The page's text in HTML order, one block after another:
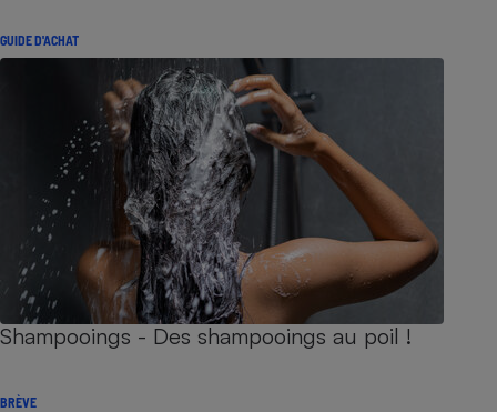
GUIDE D'ACHAT
Shampooings - Des shampooings au poil !
BRÈVE